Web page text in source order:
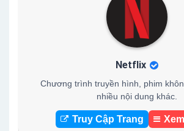
Netflix
Chương trình truyền hình, phim
nhiều nội dung khác.
Truy Cập Trang